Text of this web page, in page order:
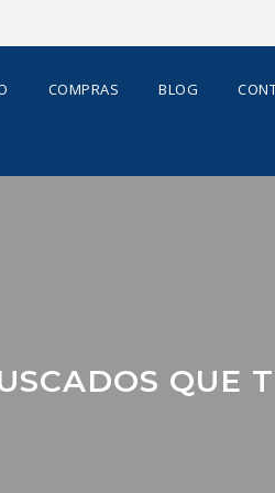
COMPRAS BLOG
QUE